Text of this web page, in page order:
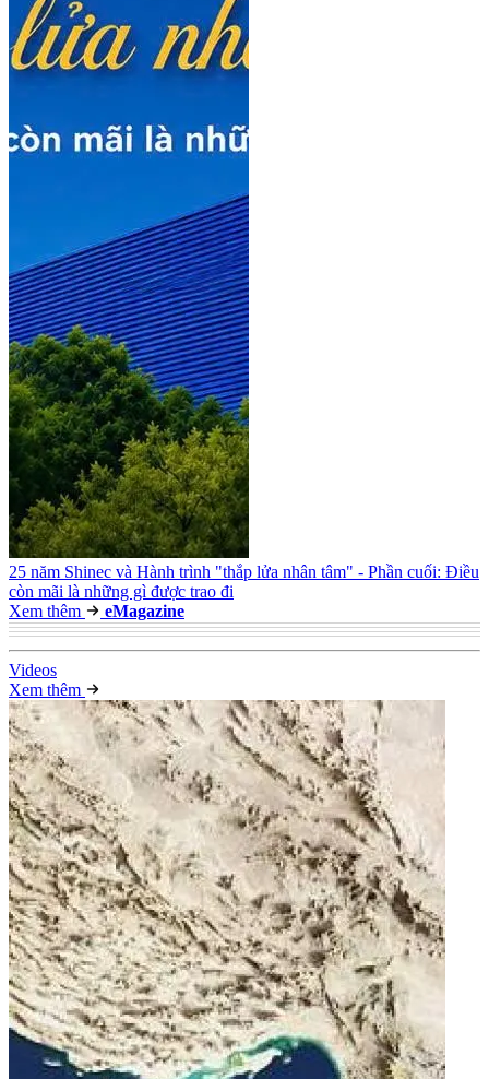
25 năm Shinec và Hành trình "thắp lửa nhân tâm" - Phần cuối: Điều
còn mãi là những gì được trao đi
Xem thêm
eMagazine
Videos
Xem thêm